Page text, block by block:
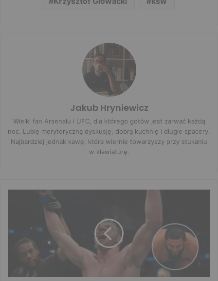
Jakub Hryniewicz
Wielki fan Arsenalu i UFC, dla którego gotów jest zarwać każdą
noc. Lubię merytoryczną dyskusję, dobrą kuchnię i długie spacery.
Najbardziej jednak kawę, która wiernie towarzyszy przy stukaniu
w klawiaturę.